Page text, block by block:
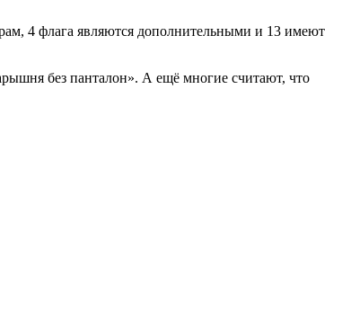
4 флага являются дополнительными и 13 имеют
без панталон». А ещё многие считают, что